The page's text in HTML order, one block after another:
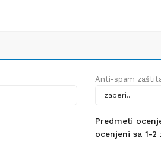
Anti-spam
Predmeti
ocenjeni sa 1-